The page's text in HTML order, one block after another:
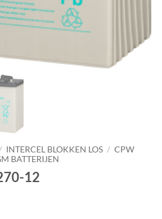
INTERCEL BLOKKEN LOS / CPW
BATTERIJEN
12